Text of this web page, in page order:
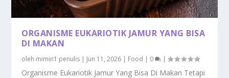
ORGANISME EUKARIOTIK JAMUR YANG BISA
DI MAKAN
oleh mimin1 penulis | Jun 11, 2026 | Food | 0 |
Organisme Eukariotik Jamur Yang Bisa Di Makan Tetapi